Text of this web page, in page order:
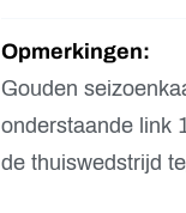
Opmerkingen:
Gouden
onderstaande link
de thuiswedstrijd